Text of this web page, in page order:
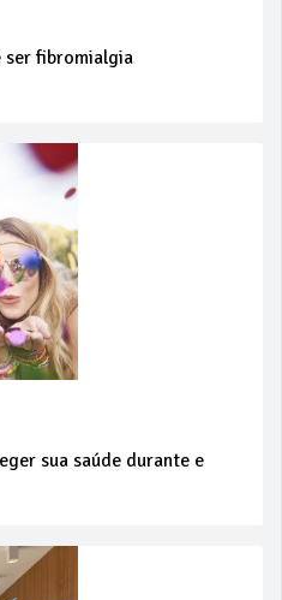
ser fibromialgia
sua saúde durante e